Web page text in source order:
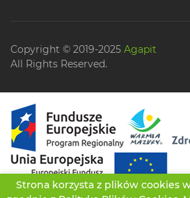
Strona korzysta z plików cookies
Copyright © 2019-2025 Agapit
All Rights Reserved.